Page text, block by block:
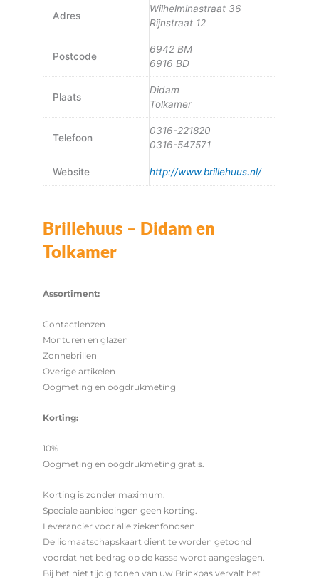
Adres
Wilhelminastraat 36
Rijnstraat 12
Postcode
6942 BM
6916 BD
Plaats
Didam
Tolkamer
Telefoon
0316-221820
0316-547571
Website http://www.brillehuus.nl/
Brillehuus – Didam en
Tolkamer
Assortiment:
Contactlenzen
Monturen en glazen
Zonnebrillen
Overige artikelen
Oogmeting en oogdrukmeting
Korting:
10%
Oogmeting en oogdrukmeting gratis.
Korting is zonder maximum.
Speciale aanbiedingen geen korting.
Leverancier voor alle ziekenfondsen
De lidmaatschapskaart dient te worden getoond
voordat het bedrag op de kassa wordt aangeslagen.
Bij het niet tijdig tonen van uw Brinkpas vervalt het